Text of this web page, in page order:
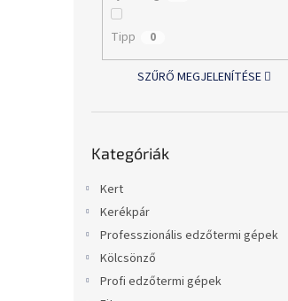
Tipp 0
SZŰRŐ MEGJELENÍTÉSE
átugrása
Kategóriák
Kert
Kerékpár
Professzionális edzőtermi gépek
Kölcsönző
Profi edzőtermi gépek